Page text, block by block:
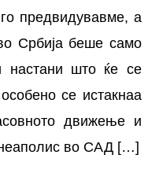
предвидувавме, а
Србија беше само
настани што ќе се
се истакнаа
движење и
во САД […]